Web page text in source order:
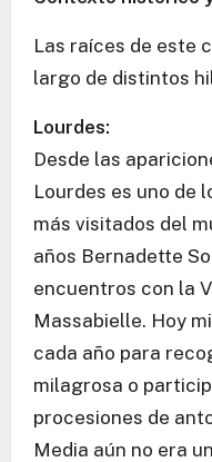
Las raíces de este
largo de distintos
Lourdes:
Desde las
Lourdes es uno de
más visitados del
años Bernadette
encuentros con la
Massabielle. Hoy
cada año para
milagrosa o
procesiones de
Media aún no era